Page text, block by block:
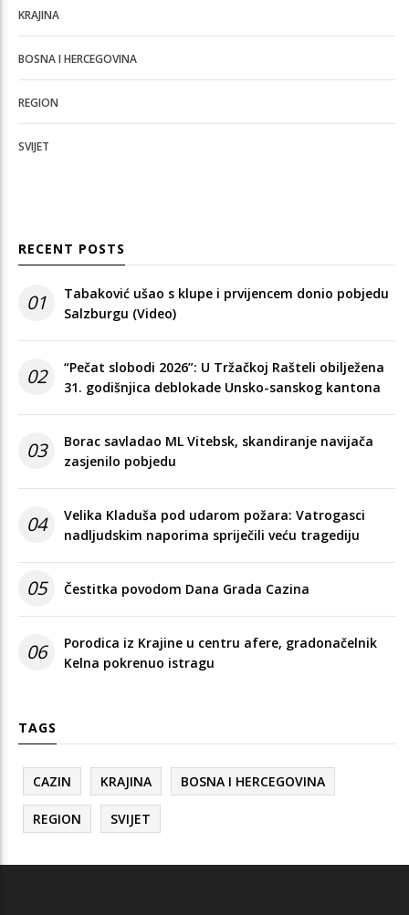
KRAJINA
BOSNA I HERCEGOVINA
REGION
SVIJET
RECENT POSTS
01
Tabaković ušao s klupe i prvijencem donio pobjedu
Salzburgu (Video)
02
“Pečat slobodi 2026”: U Tržačkoj Rašteli obilježena
31. godišnjica deblokade Unsko-sanskog kantona
03
Borac savladao ML Vitebsk, skandiranje navijača
zasjenilo pobjedu
04
Velika Kladuša pod udarom požara: Vatrogasci
nadljudskim naporima spriječili veću tragediju
05 Čestitka povodom Dana Grada Cazina
06
Porodica iz Krajine u centru afere, gradonačelnik
Kelna pokrenuo istragu
TAGS
CAZIN KRAJINA BOSNA I HERCEGOVINA
REGION SVIJET